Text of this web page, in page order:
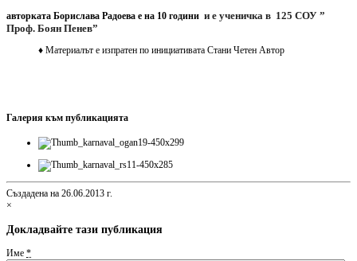
авторката Борислава Радоева е на 10 години и е ученичка в 125 СОУ ”
Проф. Боян Пенев”
♦ Материалът е изпратен по инициативата Стани Четен Автор
Галерия към публикацията
Създадена на 26.06.2013 г.
×
Докладвайте тази публикация
Име *